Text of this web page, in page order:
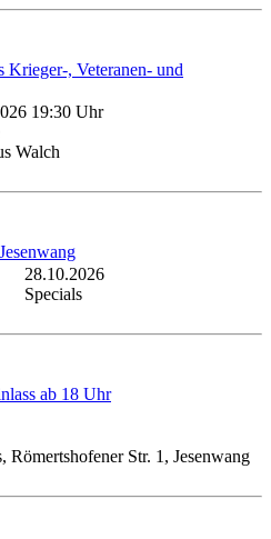
Krieger-, Veteranen- und
19:30 Uhr
Walch
28.10.2026
Specials
ab 18 Uhr
Römertshofener Str. 1, Jesenwang